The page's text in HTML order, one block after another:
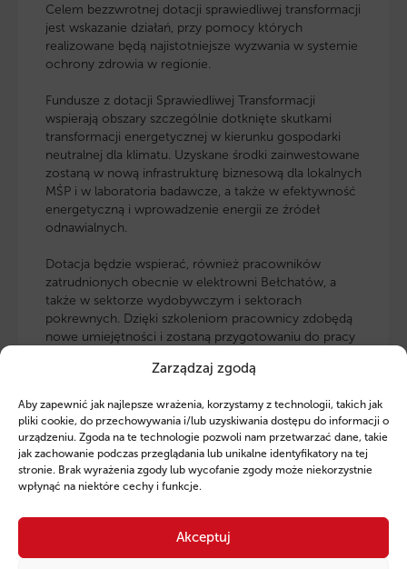
Zarządzaj zgodą
Aby zapewnić jak najlepsze wrażenia, korzystamy z technologii, takich jak
pliki cookie, do przechowywania i/lub uzyskiwania dostępu do informacji o
urządzeniu. Zgoda na te technologie pozwoli nam przetwarzać dane, takie
jak zachowanie podczas przeglądania lub unikalne identyfikatory na tej
stronie. Brak wyrażenia zgody lub wycofanie zgody może niekorzystnie
wpłynąć na niektóre cechy i funkcje.
Akceptuj
Celem bezzwrotnej dotacji sprawiedliwej transformacji
jest wskazanie działań, przy pomocy których
realizowane będą najistotniejsze wyzwania w systemie
ochrony zdrowia w regionie.
Fundusze z dotacji Sprawiedliwej Transformacji
wspierają obszary szczególnie dotknięte skutkami
transformacji energetycznej w kierunku gospodarki
neutralnej dla klimatu. Uzyskane środki zainwestowane
zostaną w nową infrastrukturę biznesową dla lokalnych
MŚP i w laboratoria badawcze, a także w efektywność
energetyczną i wprowadzenie energii ze źródeł
odnawialnych.
Dotacja będzie wspierać, również pracowników
zatrudnionych obecnie w elektrowni Bełchatów, a
także w sektorze wydobywczym i sektorach
pokrewnych. Dzięki szkoleniom pracownicy zdobędą
nowe umiejętności i zostaną przygotowaniu do pracy
W województwie łódzkim dofinansowanie będzie
obejmować firmy zobszaru górniczo-
energetycznego w okręgu piotrkowsko-
bełchatowskim. Na rok 2023 zaplanowano 2 nabory
Gospodarka w transformacji (inwestycje)